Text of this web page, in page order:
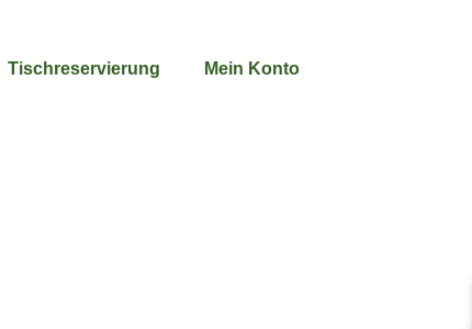
Tischreservierung Mein Konto